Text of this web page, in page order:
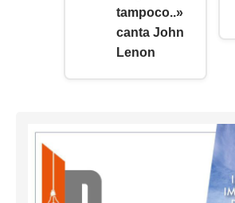
tampoco..»
canta John
Lenon